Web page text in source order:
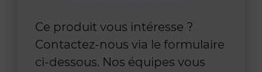
Ce produit vous intéresse ?
Contactez-nous via le formulaire
ci-dessous. Nos équipes vous